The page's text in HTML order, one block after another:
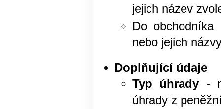
jejich název
Do
nebo jejich
Doplňující údaje
Typ úhrady -
úhrady z